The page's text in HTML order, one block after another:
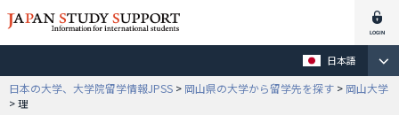
日本語
日本の大学、大学院留学情報JPSS > 岡山県の大学から留学先を探す > 岡山大学
>理